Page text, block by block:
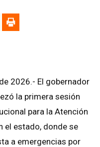
2026.- El gobernador
la primera sesión
para la Atención
el estado, donde se
a emergencias por